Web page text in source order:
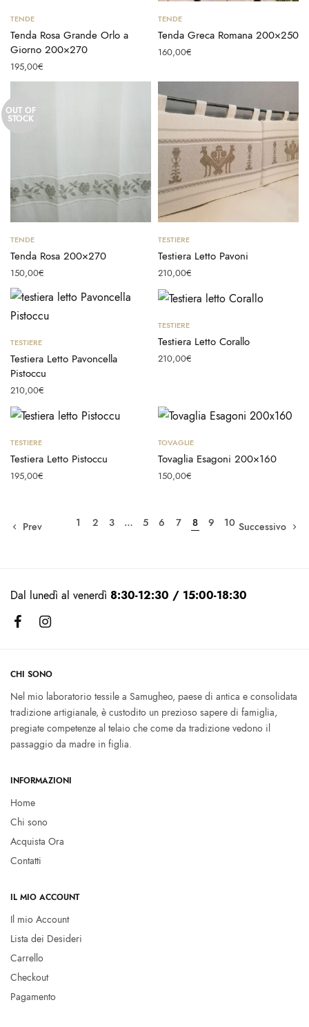
TENDE
Tenda Rosa Grande Orlo a
Giorno 200×270
195,00€
TENDE
Tenda Greca Romana 200×250
160,00€
OUT OF
STOCK
TENDE
Tenda Rosa 200×270
150,00€
Aggiungi al carrello
TESTIERE
Testiera Letto Pavoni
210,00€
Aggiungi al carrello
TESTIERE
Testiera Letto Pavoncella
Pistoccu
210,00€
Aggiungi al carrello
TESTIERE
Testiera Letto Corallo
210,00€
Aggiungi al carrello
TESTIERE
Testiera Letto Pistoccu
195,00€
TOVAGLIE
Tovaglia Esagoni 200×160
150,00€
Prev 1 2 3 … 5 6 7 8 9 10 Successivo
Dal lunedì al venerdì8:30-12:30 / 15:00-18:30
CHI SONO
Nel mio laboratorio tessile a Samugheo, paese di antica e consolidata
tradizione artigianale, è custodito un prezioso sapere di famiglia,
pregiate competenze al telaio che come da tradizione vedono il
passaggio da madre in figlia.
INFORMAZIONI
Home
Chi sono
Acquista Ora
Contatti
IL MIO ACCOUNT
Il mio Account
Lista dei Desideri
Carrello
Checkout
Pagamento